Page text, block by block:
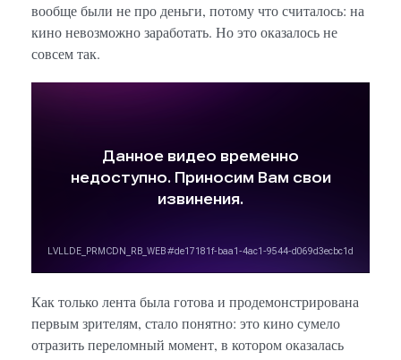
вообще были не про деньги, потому что считалось: на
кино невозможно заработать. Но это оказалось не
совсем так.
Как только лента была готова и продемонстрирована
первым зрителям, стало понятно: это кино сумело
отразить переломный момент, в котором оказалась